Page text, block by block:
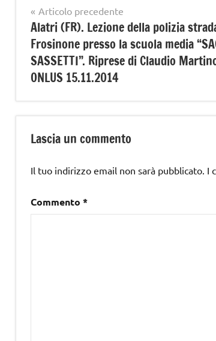
Navigazione
articoli
Articolo precedente
Alatri (FR). Lezione della polizia
Frosinone presso la scuola media
SASSETTI”. Riprese di Claudio
ONLUS 15.11.2014
Lascia un commento
Il tuo indirizzo email non sarà pubblicato. I
Commento *